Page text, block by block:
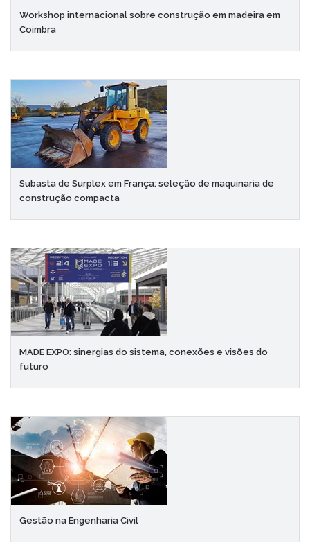
Workshop internacional sobre construção em madeira em
Coimbra
Subasta de Surplex em França: seleção de maquinaria de
construção compacta
MADE EXPO: sinergias do sistema, conexões e visões do
futuro
Gestão na Engenharia Civil